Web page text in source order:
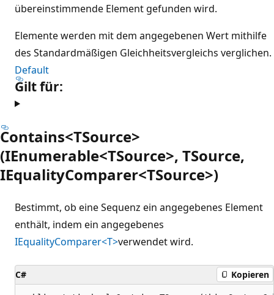
übereinstimmende Element gefunden wird.
Elemente werden mit dem angegebenen Wert mithilfe
des Standardmäßigen Gleichheitsvergleichs verglichen.
Default
Gilt für:
Contains<TSource>
(IEnumerable<TSource>, TSource,
IEqualityComparer<TSource>)
Bestimmt, ob eine Sequenz ein angegebenes Element
enthält, indem ein angegebenes
IEqualityComparer<T>verwendet wird.
C# Kopieren